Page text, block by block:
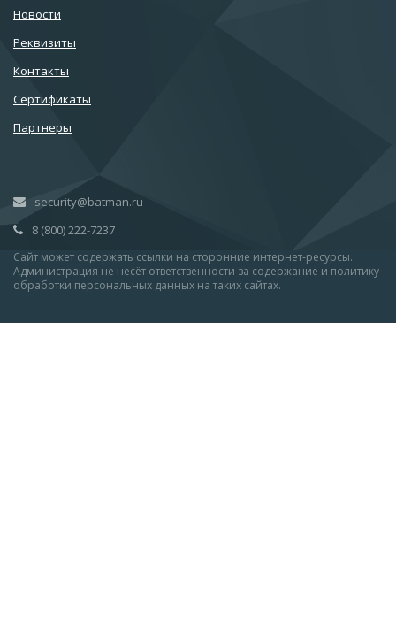
Новости
Реквизиты
Контакты
Сертификаты
Партнеры
security@batman.ru
8 (800) 222-7237
Сайт может содержать ссылки на сторонние интернет-ресурсы.
Администрация не несёт ответственности за содержание и политику
обработки персональных данных на таких сайтах.